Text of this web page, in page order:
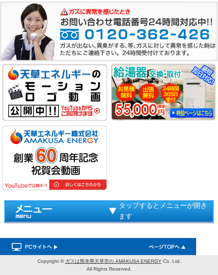
タップするとメニューが開き
ます
Copyright © ガスは熊本県天草市の AMAKUSA ENERGYCo. Ltd.
All Rights Reserved.